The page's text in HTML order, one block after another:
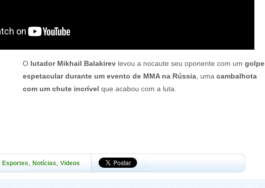
O lutador Mikhail Balakirev levou a nocaute seu oponente com um golpe
espetacular durante um evento de MMA na Rússia , uma cambalhota
com um chute incrível que acabou com a luta.
Esportes, Notícias, Videos